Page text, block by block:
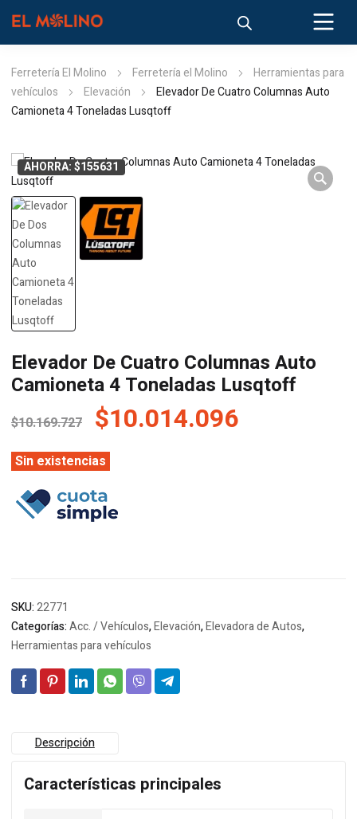
Ferretería El Molino Ferretería el Molino
Herramientas para
vehículos
Elevación
Elevador De Cuatro Columnas Auto
Camioneta 4 Toneladas Lusqtoff
AHORRA: $155631
Elevador De Cuatro Columnas Auto
Camioneta 4 Toneladas Lusqtoff
$10.169.727 El
precio
original
era:
$10.169.727.
$10.014.096El
Sin existencias
SKU:22771
Categorías:Acc. / Vehículos,Elevación,Elevadora de Autos,
Herramientas para vehículos
Descripción
Características principales